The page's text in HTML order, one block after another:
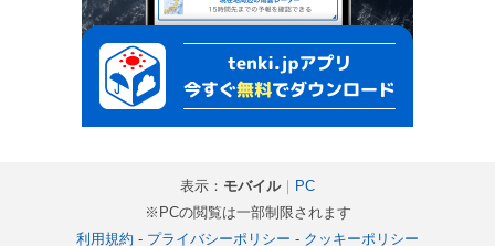
表示： モバイル｜
PC
※PCの閲覧は一部制限されます
利用規約 - プライバシーポリシー - クッキーポリシー